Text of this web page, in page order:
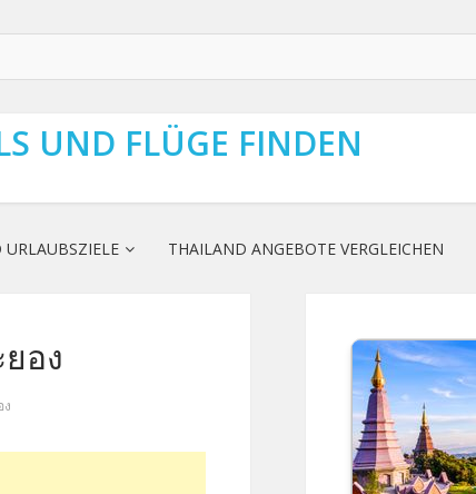
UND FLÜGE FINDEN
THAILAND ANGEBOTE VERGLEICHEN
อง
ง